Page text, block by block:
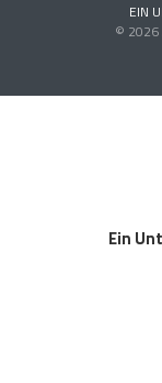
EIN
© 2026
Ein